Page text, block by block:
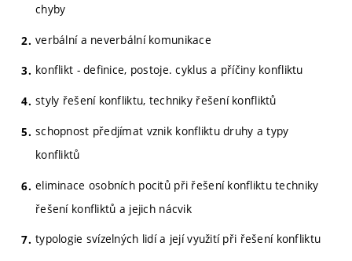
chyby
verbální a neverbální komunikace
konflikt - definice, postoje. cyklus a příčiny konfliktu
styly řešení konfliktu, techniky řešení konfliktů
schopnost předjímat vznik konfliktu druhy a typy
konfliktů
eliminace osobních pocitů při řešení konfliktu techniky
řešení konfliktů a jejich nácvik
typologie svízelných lidí a její využití při řešení konfliktu